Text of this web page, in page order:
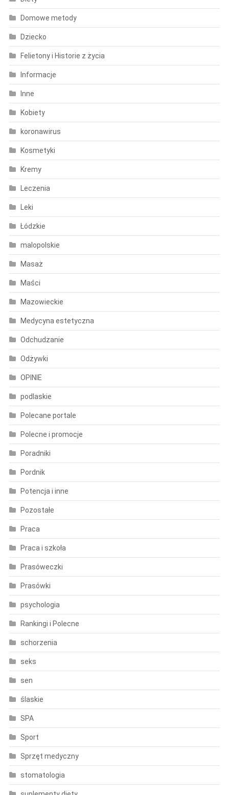
Domowe metody
Dziecko
Felietony i Historie z życia
Informacje
Inne
Kobiety
koronawirus
Kosmetyki
Kremy
Leczenia
Leki
Łódzkie
malopolskie
Masaż
Maści
Mazowieckie
Medycyna estetyczna
Odchudzanie
Odżywki
OPINIE
podlaskie
Polecane portale
Polecne i promocje
Poradniki
Pordnik
Potencja i inne
Pozostałe
Praca
Praca i szkoła
Prasóweczki
Prasówki
psychologia
Rankingi i Polecne
schorzenia
seks
sen
ślaskie
SPA
Sport
Sprzęt medyczny
stomatologia